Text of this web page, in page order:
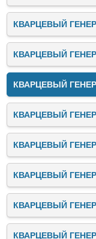
КВАРЦЕВЫЙ
КВАРЦЕВЫЙ
КВАРЦЕВЫЙ
КВАРЦЕВЫЙ
КВАРЦЕВЫЙ
КВАРЦЕВЫЙ
КВАРЦЕВЫЙ
КВАРЦЕВЫЙ